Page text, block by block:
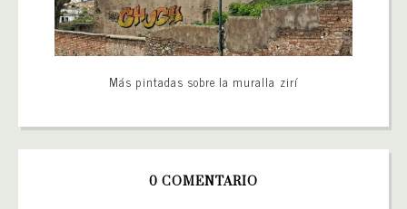
Más pintadas sobre la muralla zirí
0 COMENTARIO